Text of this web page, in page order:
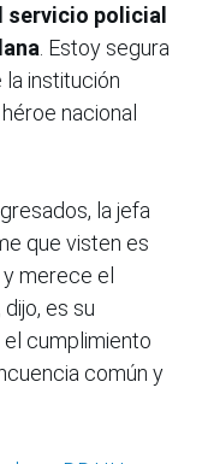
servicio policial
. Estoy segura
la institución
nacional
la jefa
que visten es
merece el
es su
cumplimiento
común y